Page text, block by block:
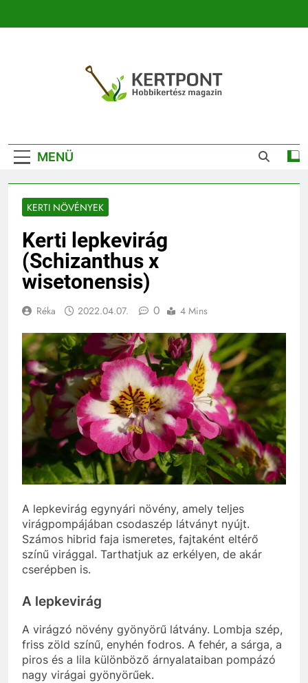
Kertészeti
Magazin |
Növénykereső És
Növényhatározó
MENÜ
KERTI NÖVÉNYEK
Kerti lepkevirág
(Schizanthus x
wisetonensis)
Réka 2022.04.07. 0 4 Mins
A lepkevirág egynyári növény, amely teljes
virágpompájában csodaszép látványt nyújt.
Számos hibrid faja ismeretes, fajtaként eltérő
színű virággal. Tarthatjuk az erkélyen, de akár
cserépben is.
A lepkevirág
A virágzó növény gyönyörű látvány. Lombja szép,
friss zöld színű, enyhén fodros. A fehér, a sárga, a
piros és a lila különböző árnyalataiban pompázó
nagy virágai gyönyörűek.